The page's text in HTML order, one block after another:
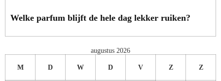
Welke parfum blijft de hele dag lekker ruiken?
augustus 2026
M D W D V Z Z